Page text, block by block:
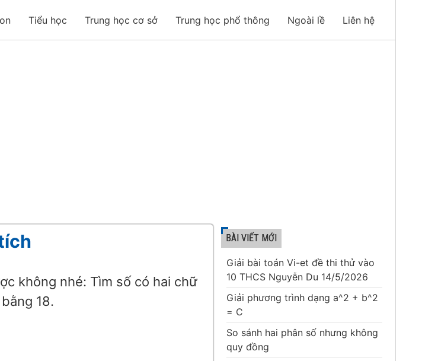
Tiểu học Trung học cơ sở Trung học phổ thông Ngoài lề Liên hệ
không nhé: Tìm số có hai chữ
18.
BÀI VIẾT MỚI
Giải bài toán Vi-et đề thi thử vào
10 THCS Nguyễn Du 14/5/2026
Giải phương trình dạng a^2 + b^2
= C
So sánh hai phân số nhưng không
quy đồng